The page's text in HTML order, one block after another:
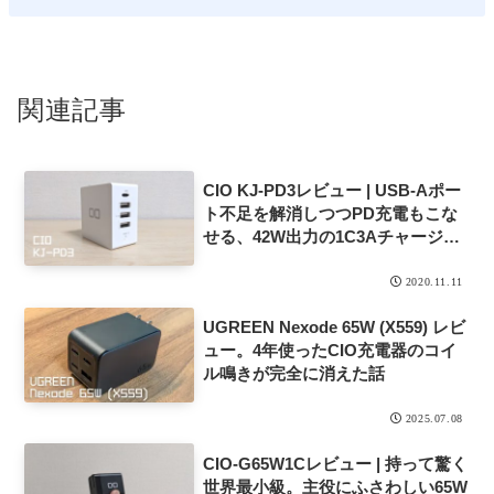
関連記事
CIO KJ-PD3レビュー | USB-Aポー
ト不足を解消しつつPD充電もこな
せる、42W出力の1C3Aチャージャ
2020.11.11
UGREEN Nexode 65W (X559) レビ
ュー。4年使ったCIO充電器のコイ
ル鳴きが完全に消えた話
2025.07.08
CIO-G65W1Cレビュー | 持って驚く
世界最小級。主役にふさわしい65W